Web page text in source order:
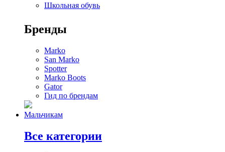
Школьная обувь
Бренды
Marko
San Marko
Spotter
Marko Boots
Gator
Гид по брендам
Мальчикам
Все категории